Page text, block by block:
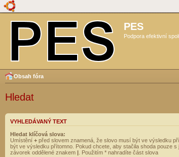
PES
Podpora efektivní
Obsah fóra
Hledat
VYHLEDÁVANÝ TEXT
Hledat klíčová slova:
Umístění + před slovem znamená, že slovo musí být ve výsledku
být ve výsledku přítomno. Pokud chcete, aby stačila shoda pouze
závorek oddělené znakem | . Použitím * nahradíte část slova